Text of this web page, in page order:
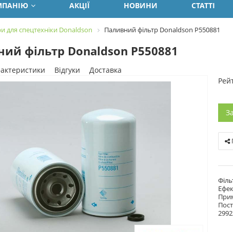
АКЦІЇ НОВИНИ СТАТТІ
для спецтехніки Donaldson Паливний фільтр Donaldson P550881
фільтр Donaldson P550881
Відгуки
Доставка